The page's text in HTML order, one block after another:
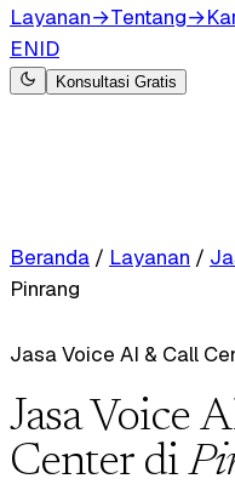
Layanan→Tentang→
ENID
Konsultasi Gratis
Beranda / Layanan /
Pinrang
Jasa Voice AI & Call
Jasa Voice
Center di